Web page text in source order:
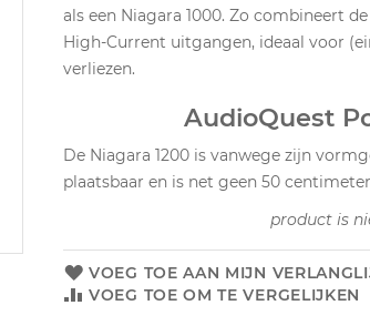
als een Niagara 1000. Zo combineert
High-Current uitgangen, ideaal voor
verliezen.
AudioQuest
De Niagara 1200 is vanwege zijn
plaatsbaar en is net geen 50
product is
VOEG TOE AAN MIJN
VOEG TOE OM TE VERGELIJKEN